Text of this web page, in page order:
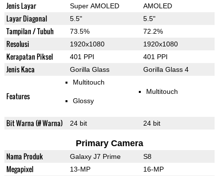
Jenis Layar Super AMOLED AMOLED
Layar Diagonal 5.5" 5.5"
Tampilan / Tubuh 73.5% 72.2%
Resolusi 1920x1080 1920x1080
Kerapatan Piksel 401 PPI 401 PPI
Jenis Kaca Gorilla Glass Gorilla Glass 4
Features
Multitouch
Glossy
Multitouch
Bit Warna (# Warna) 24 bit 24 bit
Primary Camera
Nama Produk Galaxy J7 Prime S8
Megapixel 13-MP 16-MP